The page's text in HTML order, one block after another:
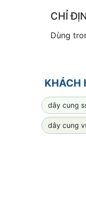
CHỈ
Dùng
KHÁCH
dây cung
dây cung